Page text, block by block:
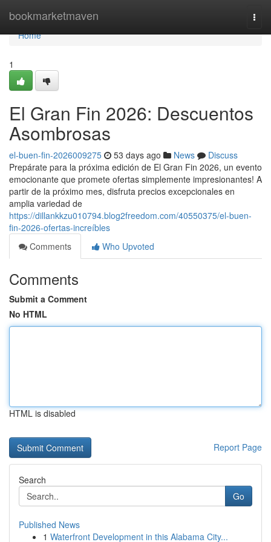
bookmarketmaven
Home
Home
1
El Gran Fin 2026: Descuentos
Asombrosas
el-buen-fin-2026009275 53 days ago News
Discuss
Prepárate para la próxima edición de El Gran Fin 2026, un evento
emocionante que promete ofertas simplemente impresionantes! A
partir de la próximo mes, disfruta precios excepcionales en
amplia variedad de
https://dillankkzu010794.blog2freedom.com/40550375/el-buen-
fin-2026-ofertas-increíbles
Comments
Who Upvoted
Comments
Submit a Comment
No HTML
HTML is disabled
Report Page
Search
Go
Published News
1 Waterfront Development in this Alabama City...